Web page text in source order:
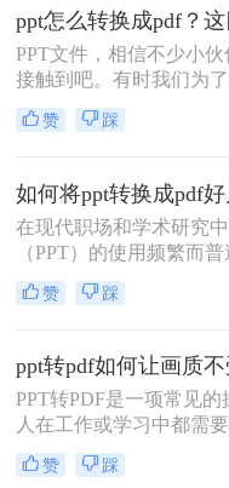
PPT文件，相信不少小
接触到吧。有时我们为
件的传输，会将PPT文件
格式，这样子也方便大家
换成pdf吗？有需要进行
式的小伙伴，今天我就来
四种不错的方法。
赞 踩
在现代职场和学术研究
（PPT）的使用频繁而
有时候我们希望将PPT转
式，以便更方便地打印、
个页面放在一个PDF页
省空间和纸张。那么如何
pdf好几张放在一页呢？
们将介绍三种简单且高
满足这些需求。
赞 踩
PPT转PDF是一项常见的
人在工作或学习中都需
转换为PDF格式，以便于
览。然而，转换过程中往
赞 踩